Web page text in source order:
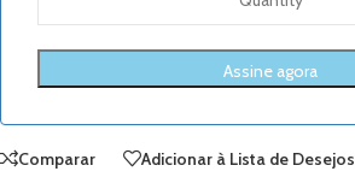
Comparar Adicionar à Lista de Desejos